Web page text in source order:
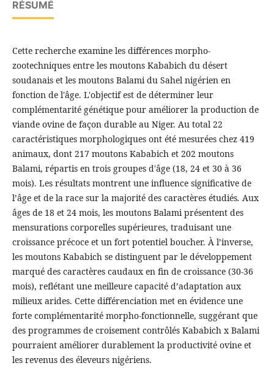
RÉSUMÉ
Cette recherche examine les différences morpho-
zootechniques entre les moutons Kababich du désert
soudanais et les moutons Balami du Sahel nigérien en
fonction de l'âge. L'objectif est de déterminer leur
complémentarité génétique pour améliorer la production de
viande ovine de façon durable au Niger. Au total 22
caractéristiques morphologiques ont été mesurées chez 419
animaux, dont 217 moutons Kababich et 202 moutons
Balami, répartis en trois groupes d'âge (18, 24 et 30 à 36
mois). Les résultats montrent une influence significative de
l’âge et de la race sur la majorité des caractères étudiés. Aux
âges de 18 et 24 mois, les moutons Balami présentent des
mensurations corporelles supérieures, traduisant une
croissance précoce et un fort potentiel boucher. À l’inverse,
les moutons Kababich se distinguent par le développement
marqué des caractères caudaux en fin de croissance (30-36
mois), reflétant une meilleure capacité d’adaptation aux
milieux arides. Cette différenciation met en évidence une
forte complémentarité morpho-fonctionnelle, suggérant que
des programmes de croisement contrôlés Kababich x Balami
pourraient améliorer durablement la productivité ovine et
les revenus des éleveurs nigériens.